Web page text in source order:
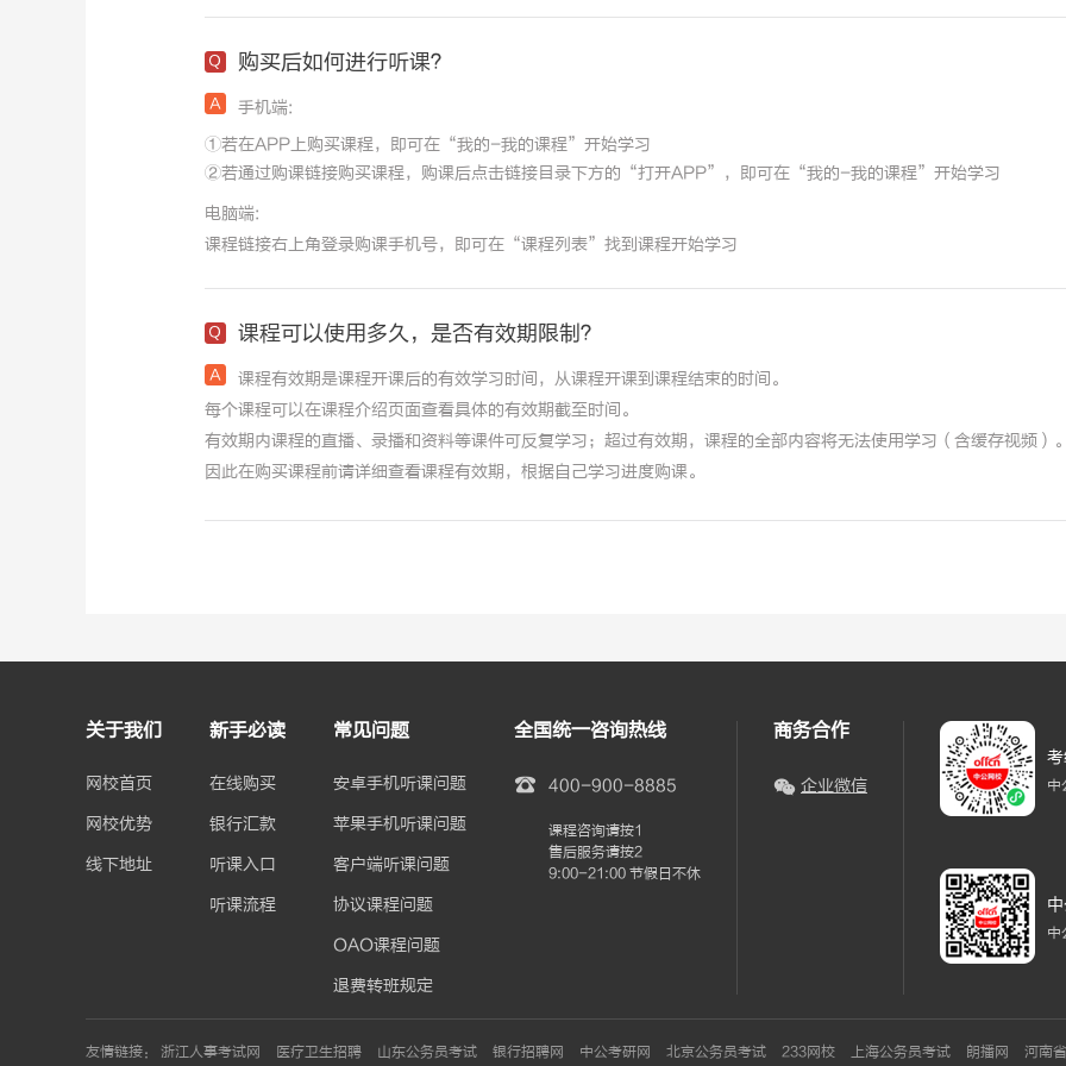
购买后如何进行听课？
手机端:
①若在APP上购买课程，即可在“我的-我的课程”开始学习
②若通过购课链接购买课程，购课后点击链接目录下方的“打开APP”，即可在“我的-我的课程”开始学习
电脑端:
课程链接右上角登录购课手机号，即可在“课程列表”找到课程开始学习
课程可以使用多久，是否有效期限制？
课程有效期是课程开课后的有效学习时间，从课程开课到课程结束的时间。
每个课程可以在课程介绍页面查看具体的有效期截至时间。
有效期内课程的直播、录播和资料等课件可反复学习；超过有效期，课程的全部内容将无法使用学习（含缓存视频）
因此在购买课程前请详细查看课程有效期，根据自己学习进度购课。
关于我们
网校首页
网校优势
线下地址
新手必读
在线购买
银行汇款
听课入口
听课流程
常见问题
安卓手机听课问题
苹果手机听课问题
客户端听课问题
协议课程问题
OAO课程问题
退费转班规定
全国统一咨询热线
400-900-8885
课程咨询请按1
售后服务请按2
9:00-21:00 节假日不休
商务合作
企业微信 中
中
友情链接： 浙江人事考试网 医疗卫生招聘 山东公务员考试 银行招聘网 中公考研网 北京公务员考试 233网校 上海公务员考试 朗播网 河南